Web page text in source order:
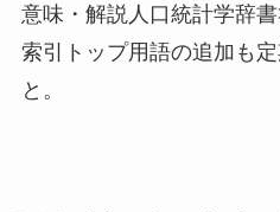
意味・解説人口統計学辞
索引トップ用語の追加も
と。